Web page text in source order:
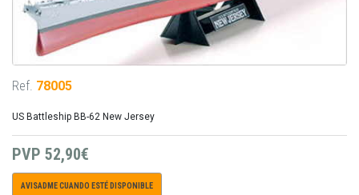
Ref. 78005
US Battleship BB-62 New Jersey
PVP 52,90€
AVISADME CUANDO ESTÉ DISPONIBLE